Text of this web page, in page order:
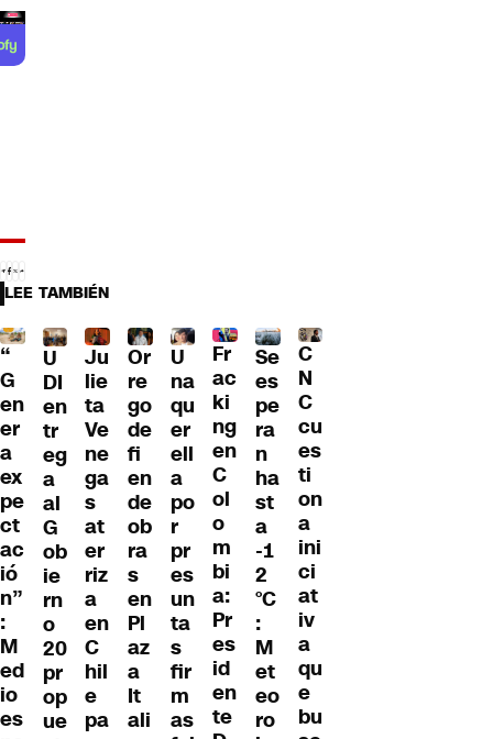
LEE TAMBIÉN
“
G
en
er
a
ex
pe
ct
ac
ió
n”
:
M
ed
io
es
U
DI
en
tr
eg
a
al
G
ob
ie
rn
o
20
pr
op
ue
Ju
lie
ta
Ve
ne
ga
s
at
er
riz
a
en
C
hil
e
pa
Or
re
go
de
fi
en
de
ob
ra
s
en
Pl
az
a
It
ali
U
na
qu
er
ell
a
po
r
pr
es
un
ta
s
fir
m
as
Fr
ac
ki
ng
en
C
ol
o
m
bi
a:
Pr
es
id
en
te
Se
es
pe
ra
n
ha
st
a
-1
2
°C
:
M
et
eo
ro
C
N
C
cu
es
ti
on
a
ini
ci
at
iv
a
qu
e
bu